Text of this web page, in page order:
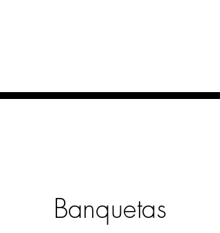
Banquetas